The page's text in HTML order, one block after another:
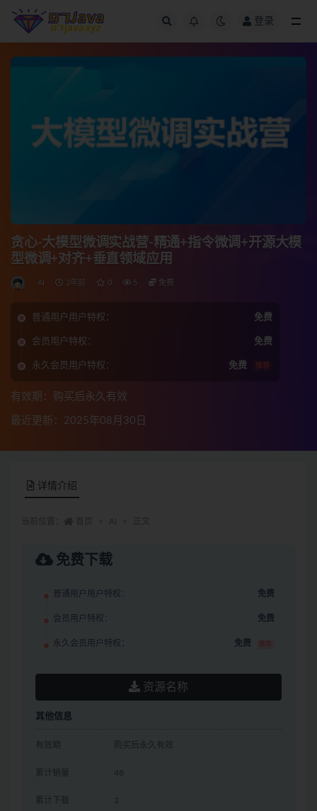
登录
贪心-大模型微调实战营-精通+指令微调+开源大模
型微调+对齐+垂直领域应用
AI 2年前 0 5 免费
普通用户用户特权： 免费
会员用户特权： 免费
永久会员用户特权： 免费 推荐
有效期：购买后永久有效
最近更新：2025年08月30日
详情介绍
免费下载
普通用户用户特权： 免费
会员用户特权： 免费
永久会员用户特权： 免费 推荐
资源名称
其他信息
有效期 购买后永久有效
累计销量 48
累计下载 2